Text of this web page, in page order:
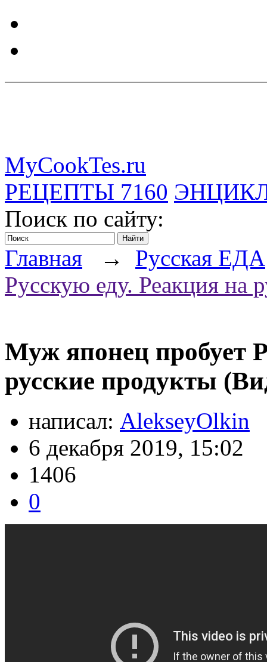
MyCookTes.ru
РЕЦЕПТЫ 7160
Поиск по сайту:
Главная → Русская ЕДА
Русскую еду. Реакция на
Муж японец пробует
русские продукты
написал: AlekseyOlkin
6 декабря 2019, 15:02
1406
0